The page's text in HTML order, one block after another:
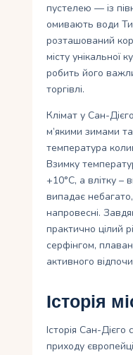
пустелею — із
омивають води
розташований
місту унікальної
робить його
торгівлі.
Клімат у Сан-
м’якими зимами
температура
Взимку
+10°C, а влітку –
випадає
напровесні.
практично цілий
серфінгом,
активного
Історія
Історія Сан-Дієго
приходу